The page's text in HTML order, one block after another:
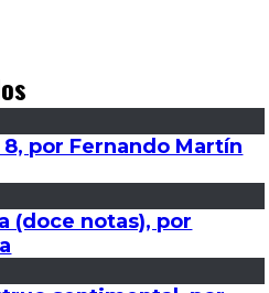
por Fernando Martín
(doce notas), por